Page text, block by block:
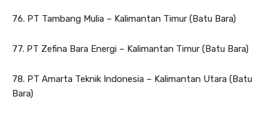
76. PT Tambang Mulia – Kalimantan Timur (Batu Bara)
77. PT Zefina Bara Energi – Kalimantan Timur (Batu Bara)
78. PT Amarta Teknik Indonesia – Kalimantan Utara (Batu
Bara)